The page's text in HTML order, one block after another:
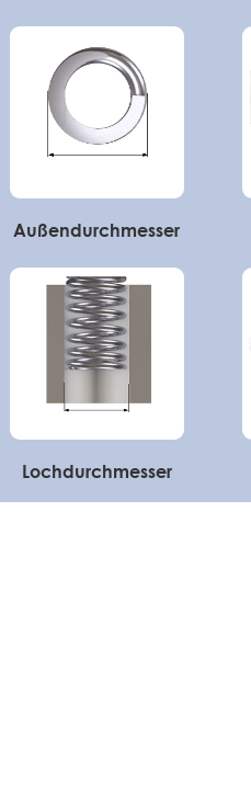
Außendurchmesser
Lochdurchmesser